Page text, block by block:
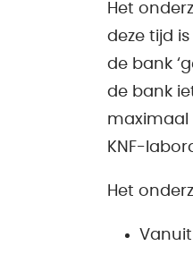
Het
deze tijd
de bank
de bank
maximaal
KNF-
Het